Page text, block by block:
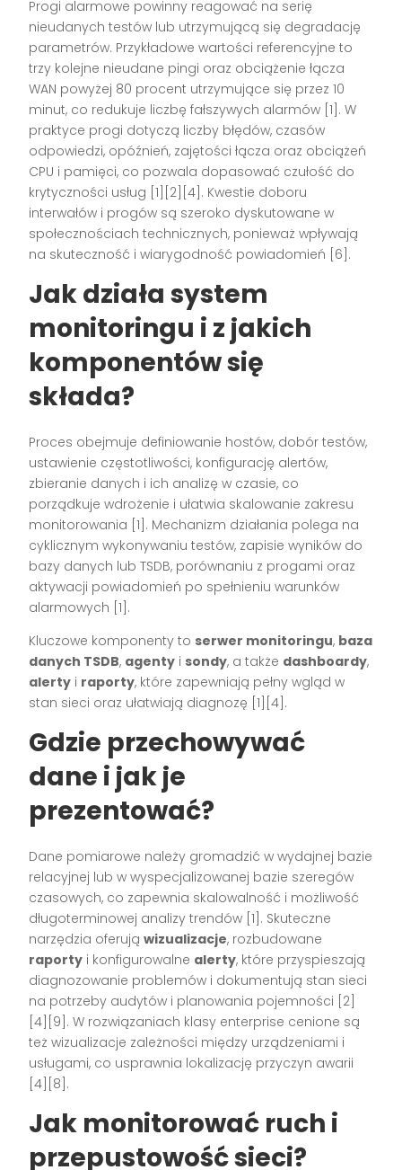
Progi alarmowe powinny reagować na serię
nieudanych testów lub utrzymującą się degradację
parametrów. Przykładowe wartości referencyjne to
trzy kolejne nieudane pingi oraz obciążenie łącza
WAN powyżej 80 procent utrzymujące się przez 10
minut, co redukuje liczbę fałszywych alarmów [1]. W
praktyce progi dotyczą liczby błędów, czasów
odpowiedzi, opóźnień, zajętości łącza oraz obciążeń
CPU i pamięci, co pozwala dopasować czułość do
krytyczności usług [1][2][4]. Kwestie doboru
interwałów i progów są szeroko dyskutowane w
społecznościach technicznych, ponieważ wpływają
na skuteczność i wiarygodność powiadomień [6].
Jak działa system
monitoringu i z jakich
komponentów się
składa?
Proces obejmuje definiowanie hostów, dobór testów,
ustawienie częstotliwości, konfigurację alertów,
zbieranie danych i ich analizę w czasie, co
porządkuje wdrożenie i ułatwia skalowanie zakresu
monitorowania [1]. Mechanizm działania polega na
cyklicznym wykonywaniu testów, zapisie wyników do
bazy danych lub TSDB, porównaniu z progami oraz
aktywacji powiadomień po spełnieniu warunków
alarmowych [1].
Kluczowe komponenty to serwer monitoringu, baza
danych TSDB, agenty i sondy, a także dashboardy,
alerty i raporty, które zapewniają pełny wgląd w
stan sieci oraz ułatwiają diagnozę [1][4].
Gdzie przechowywać
dane i jak je
prezentować?
Dane pomiarowe należy gromadzić w wydajnej bazie
relacyjnej lub w wyspecjalizowanej bazie szeregów
czasowych, co zapewnia skalowalność i możliwość
długoterminowej analizy trendów [1]. Skuteczne
narzędzia oferująwizualizacje, rozbudowane
raporty i konfigurowalne alerty, które przyspieszają
diagnozowanie problemów i dokumentują stan sieci
na potrzeby audytów i planowania pojemności [2]
[4][9]. W rozwiązaniach klasy enterprise cenione są
też wizualizacje zależności między urządzeniami i
usługami, co usprawnia lokalizację przyczyn awarii
[4][8].
Jak monitorować ruch i
przepustowość sieci?